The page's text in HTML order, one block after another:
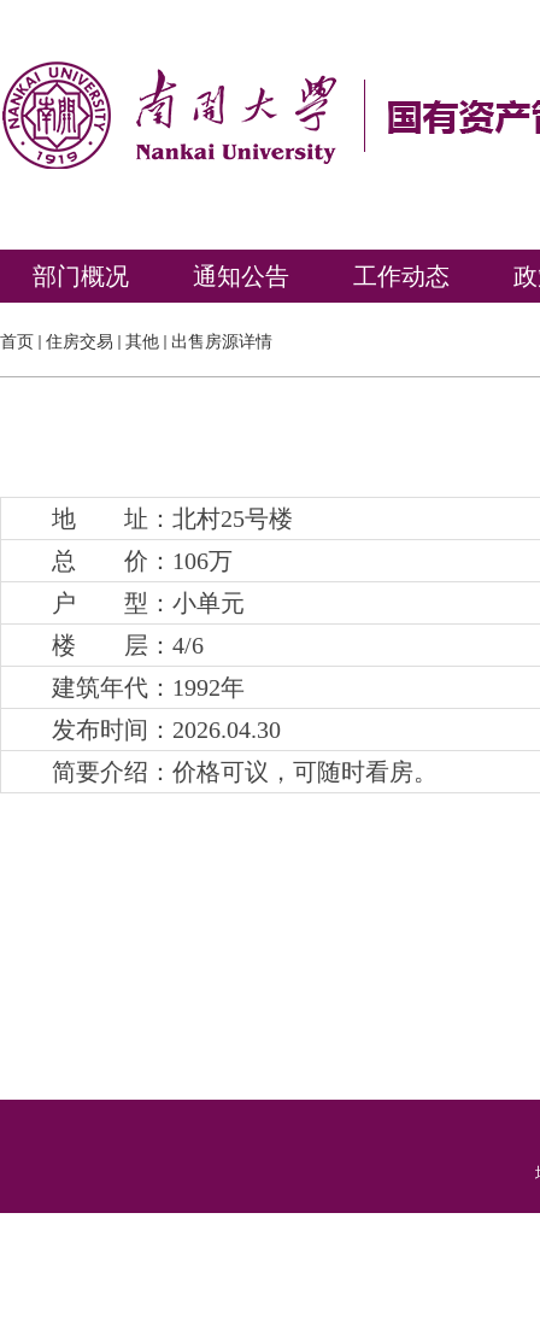
部门概况 通知公告 工作动态
首页 住房交易 其他 出售房源详情
地 址：北村25号楼
总 价：106万
户 型：小单元
楼 层：4/6
建筑年代：1992年
发布时间：2026.04.30
简要介绍： 价格可议，可随时看房。